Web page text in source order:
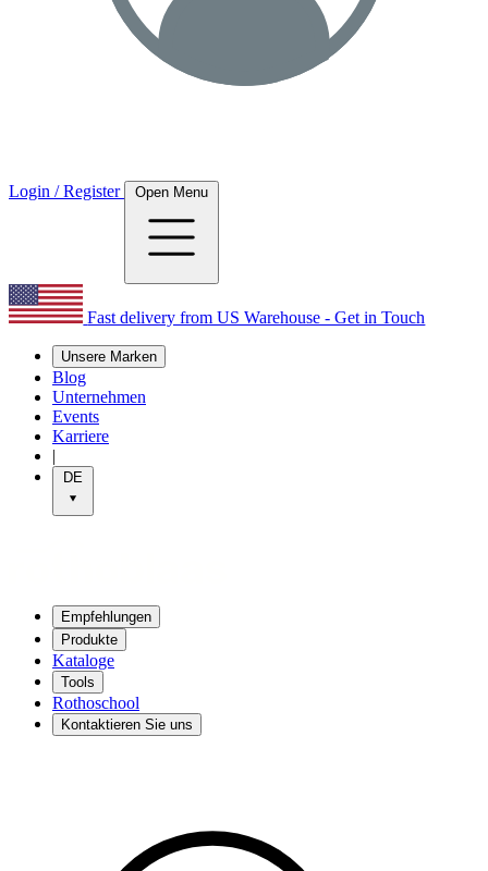
Login / Register Open Menu
Fast delivery from US Warehouse - Get in Touch
Unsere Marken
Blog
Unternehmen
Events
Karriere
|
DE
Empfehlungen
Produkte
Kataloge
Tools
Rothoschool
Kontaktieren Sie uns